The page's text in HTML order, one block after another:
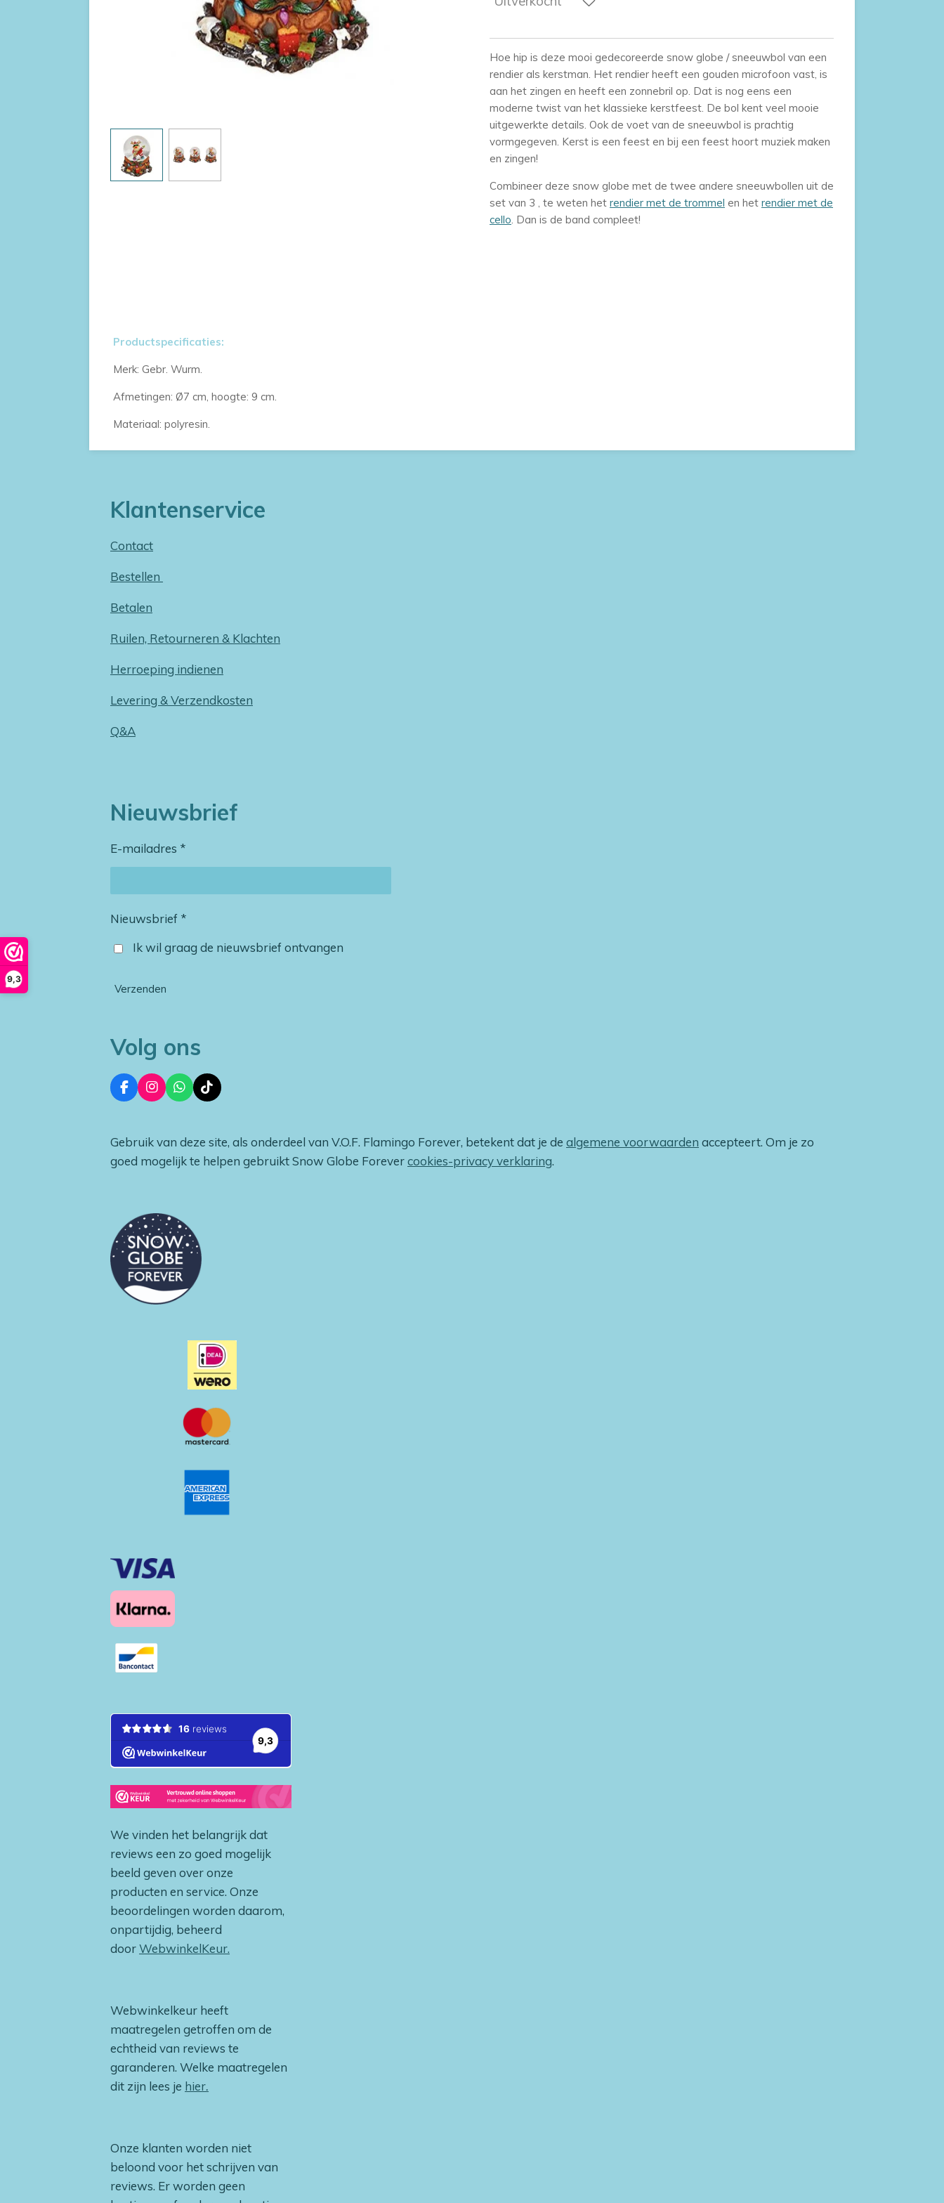
9,3
Hoe hip is deze mooi gedecoreerde snow globe / sneeuwbol van een
rendier als kerstman. Het rendier heeft een gouden microfoon vast, is
aan het zingen en heeft een zonnebril op. Dat is nog eens een
moderne twist van het klassieke kerstfeest. De bol kent veel mooie
uitgewerkte details. Ook de voet van de sneeuwbol is prachtig
vormgegeven. Kerst is een feest en bij een feest hoort muziek maken
en zingen!
Combineer deze snow globe met de twee andere sneeuwbollen uit de
set van 3 , te weten het rendier met de trommel en het rendier met de
cello. Dan is de band compleet!
Productspecificaties:
Merk: Gebr. Wurm.
Afmetingen: Ø7 cm, hoogte: 9 cm.
Materiaal: polyresin.
Klantenservice
Contact
Bestellen
Betalen
Ruilen, Retourneren & Klachten
Herroeping indienen
Levering & Verzendkosten
Q&A
Nieuwsbrief
E-mailadres *
Nieuwsbrief *
Ik wil graag de nieuwsbrief ontvangen
Verzenden
Volg ons
F
a
b
o
I
n
a
r
W
h
s
A
p
T
i
o
Gebruik van deze site, als onderdeel van V.O.F. Flamingo Forever, betekent dat je de algemene voorwaarden accepteert. Om je zo
goed mogelijk te helpen gebruikt Snow Globe Forevercookies-privacy verklaring.
We vinden het belangrijk dat
reviews een zo goed mogelijk
beeld geven over onze
producten en service. Onze
beoordelingen worden daarom,
onpartijdig, beheerd
doorWebwinkelKeur.
Webwinkelkeur heeft
maatregelen getroffen om de
echtheid van reviews te
garanderen. Welke maatregelen
dit zijn lees je hier.
Onze klanten worden niet
beloond voor het schrijven van
reviews. Er worden geen